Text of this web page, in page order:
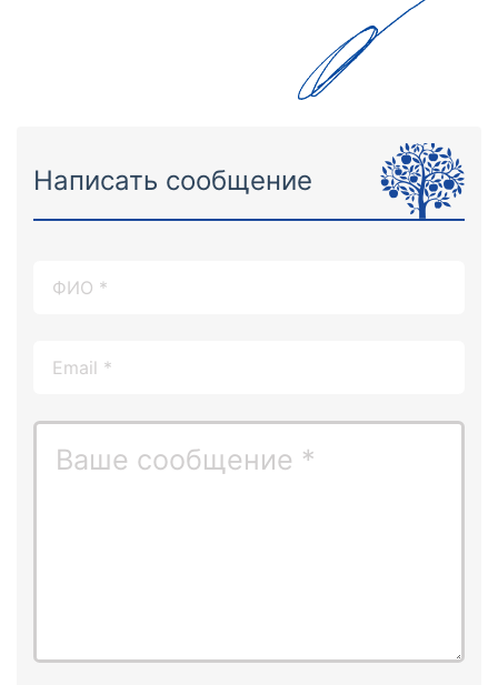
Написать сообщение